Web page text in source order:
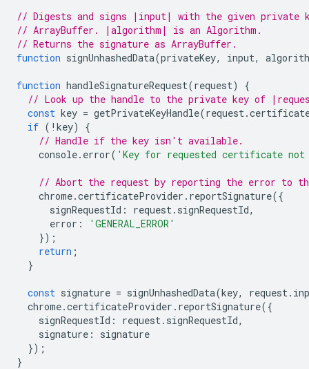
// Digests and signs |input| with the given
// ArrayBuffer. |algorithm| is an Algorithm.
// Returns the signature as ArrayBuffer.
function signUnhashedData(privateKey, input,
function handleSignatureRequest(request)
{
// Look up the handle to the private key of
const key = getPrivateKeyHandle(request.
if ( ! key)
{
// Handle if the key isn't available.
console. error( 'Key for requested certificate
// Abort the request by reporting the error to
chrome.certificateProvider . reportSignature({
signRequestId : request. signRequestId,
error :
'GENERAL_ERROR'
});
return ;
}
const signature = signUnhashedData(key, request.
chrome.certificateProvider . reportSignature({
signRequestId : request. signRequestId,
signature :
signature
});
}